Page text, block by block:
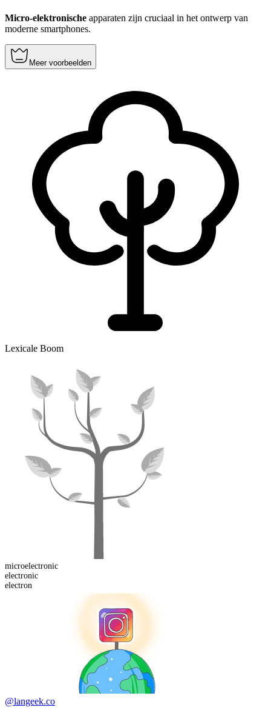
Micro-elektronische apparaten zijn cruciaal in het ontwerp van
moderne smartphones.
Meer voorbeelden
Lexicale Boom
microelectronic
electronic
electron
@langeek.co